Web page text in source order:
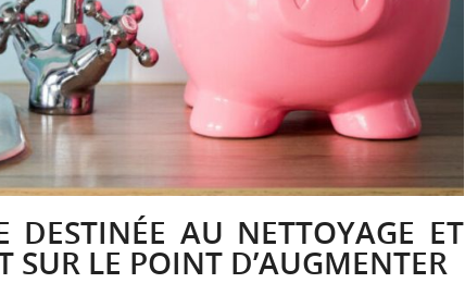
DESTINÉE AU NETTOYAGE ET
SUR LE POINT D’AUGMENTER